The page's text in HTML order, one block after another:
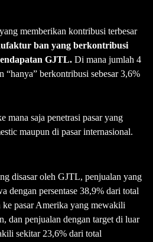
memberikan kontribusi terbesar
ban yang berkontribusi
GJTL. Di mana jumlah 4
“hanya” berkontribusi sebesar 3,6%
mana saja penetrasi pasar yang
maupun di pasar internasional.
disasar oleh GJTL, penjualan yang
dengan persentase 38,9% dari total
pasar Amerika yang mewakili
dan penjualan dengan target di luar
sekitar 23,6% dari total